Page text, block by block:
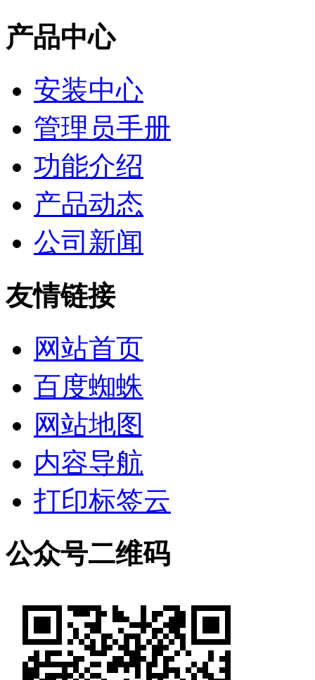
产品中心
安装中心
管理员手册
功能介绍
产品动态
公司新闻
友情链接
网站首页
百度蜘蛛
网站地图
内容导航
打印标签云
公众号二维码